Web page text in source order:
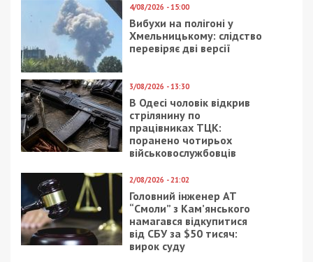
18/08/2020 - 13:52
Верховный суд встал
на сторону журналиста
в деле против
днепровского героя
шансона
11 шахедів збили вночі
над
Дніпропетровщиною
20/04/2026 - 17:45
Командування
військової частини на
Одещині фіктивно
2/05/2023 - 10:30
В Україні створили
Єдиний реєстр зниклих